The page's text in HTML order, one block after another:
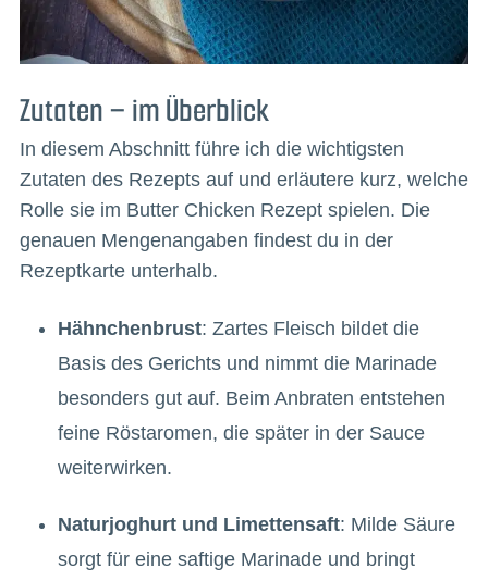
Zutaten – im Überblick
In diesem Abschnitt führe ich die wichtigsten
Zutaten des Rezepts auf und erläutere kurz, welche
Rolle sie im Butter Chicken Rezept spielen. Die
genauen Mengenangaben findest du in der
Rezeptkarte unterhalb.
Hähnchenbrust: Zartes Fleisch bildet die
Basis des Gerichts und nimmt die Marinade
besonders gut auf. Beim Anbraten entstehen
feine Röstaromen, die später in der Sauce
weiterwirken.
Naturjoghurt und Limettensaft: Milde Säure
sorgt für eine saftige Marinade und bringt